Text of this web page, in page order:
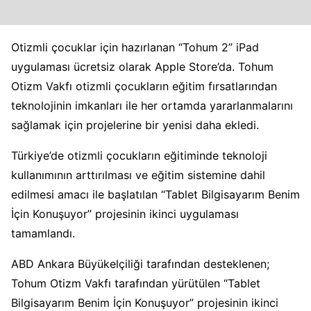
Otizmli çocuklar için hazırlanan “Tohum 2” iPad
uygulaması ücretsiz olarak Apple Store’da. Tohum
Otizm Vakfı otizmli çocukların eğitim fırsatlarından
teknolojinin imkanları ile her ortamda yararlanmalarını
sağlamak için projelerine bir yenisi daha ekledi.
Türkiye’de otizmli çocukların eğitiminde teknoloji
kullanımının arttırılması ve eğitim sistemine dahil
edilmesi amacı ile başlatılan “Tablet Bilgisayarım Benim
İçin Konuşuyor” projesinin ikinci uygulaması
tamamlandı.
ABD Ankara Büyükelçiliği tarafından desteklenen;
Tohum Otizm Vakfı tarafından yürütülen “Tablet
Bilgisayarım Benim İçin Konuşuyor” projesinin ikinci